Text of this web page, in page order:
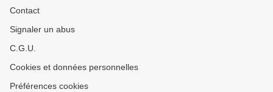
Contact
Signaler un abus
C.G.U.
Cookies et données personnelles
Préférences cookies